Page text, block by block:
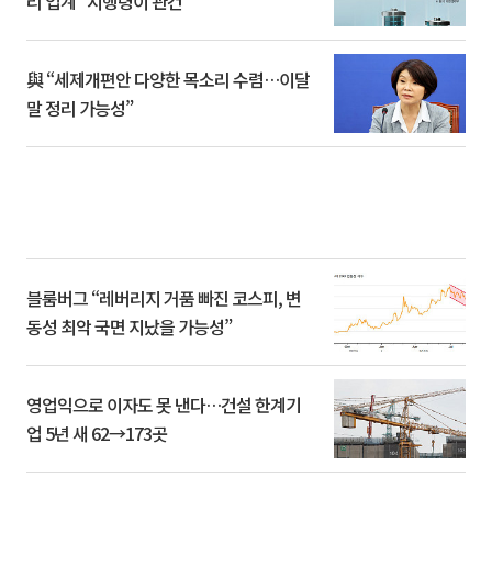
與 “세제개편안 다양한 목소리 수렴…이달
말 정리 가능성”
블룸버그 “레버리지 거품 빠진 코스피, 변
동성 최악 국면 지났을 가능성”
영업익으로 이자도 못 낸다…건설 한계기
업 5년 새 62→173곳